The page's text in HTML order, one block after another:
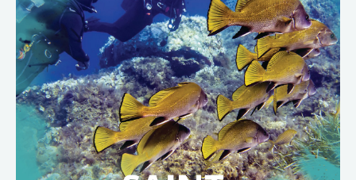
TÉLÉCHARGER